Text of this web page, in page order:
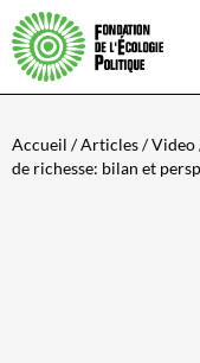
Accueil /Articles/Video
de richesse: bilan et